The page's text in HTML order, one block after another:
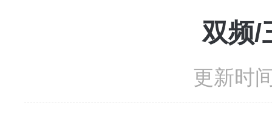
双频/
更新时